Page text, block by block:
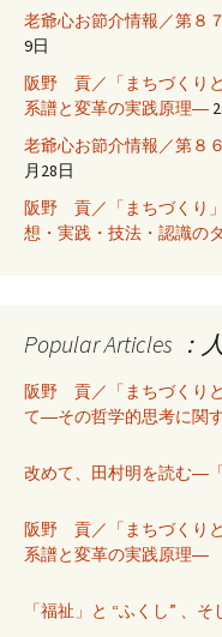
老爺心お節介情報／第８
9日
阪野 貢／「まちづくり
系譜と変革の実践原理―
老爺心お節介情報／第８
月28日
阪野 貢／「まちづくり
想・実践・技法・認識の
Popular Articles ：
阪野 貢／「まちづくり
て―その哲学的思考に関
改めて、田村明を読む―
阪野 貢／「まちづくり
系譜と変革の実践原理―
「福祉」と “ふくし” 、